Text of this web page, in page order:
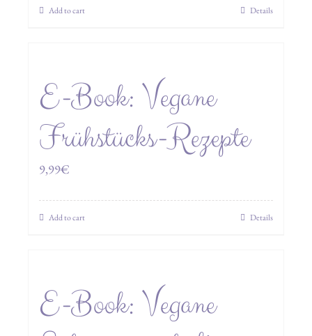
Add to cart Details
E-Book: Vegane
Frühstücks-Rezepte
9,99€
Add to cart Details
E-Book: Vegane